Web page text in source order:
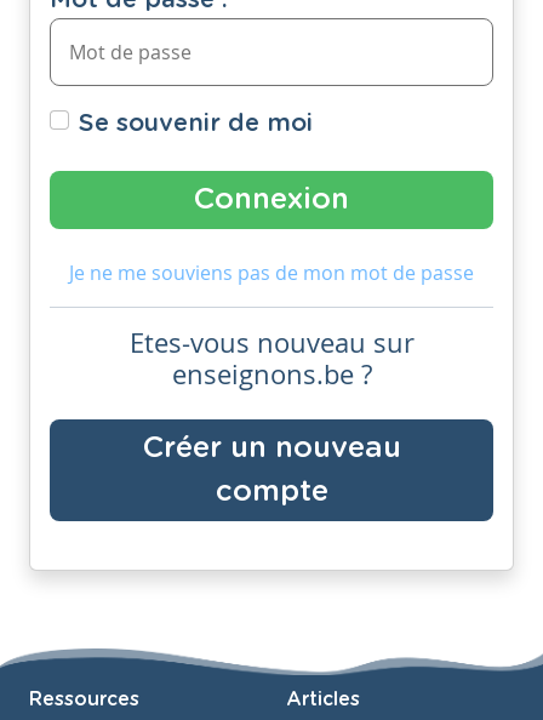
Se souvenir de moi
Je ne me souviens pas de mon mot de passe
Etes-vous nouveau sur
enseignons.be ?
Créer un nouveau
compte
Ressources Articles